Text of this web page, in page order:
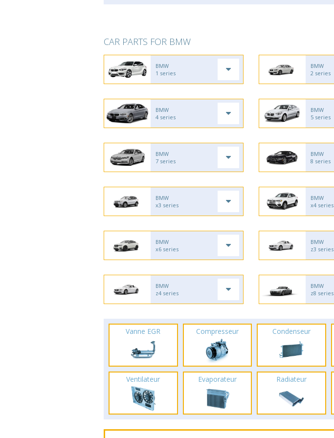
CAR PARTS FOR BMW
BMW
1 series
BMW
2 series
BMW
4 series
BMW
5 series
BMW
7 series
BMW
8 series
BMW
x3 series
BMW
x4 series
BMW
x6 series
BMW
z3 series
BMW
z4 series
BMW
z8 series
Vanne EGR Compresseur Condenseur
Ventilateur Evaporateur Radiateur